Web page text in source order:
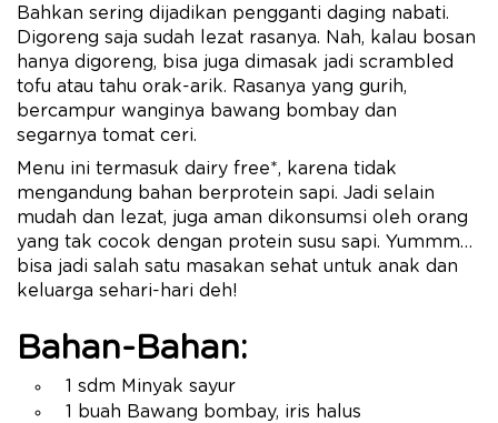
Bahkan sering dijadikan pengganti daging nabati.
Digoreng saja sudah lezat rasanya. Nah, kalau bosan
hanya digoreng, bisa juga dimasak jadi scrambled
tofu atau tahu orak-arik. Rasanya yang gurih,
bercampur wanginya bawang bombay dan
segarnya tomat ceri.
Menu ini termasuk dairy free*, karena tidak
mengandung bahan berprotein sapi. Jadi selain
mudah dan lezat, juga aman dikonsumsi oleh orang
yang tak cocok dengan protein susu sapi. Yummm…
bisa jadi salah satu masakan sehat untuk anak dan
keluarga sehari-hari deh!
Bahan-Bahan:
1 sdm Minyak sayur
1 buah Bawang bombay, iris halus